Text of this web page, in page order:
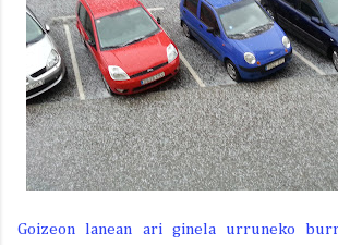
Goizeon lanean ari ginela urruneko